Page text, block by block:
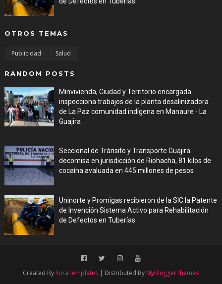
OTROS TEMAS
Publicidad Salud
RANDOM POSTS
Minvivienda, Ciudad y Territorio encargada
inspecciona trabajos de la planta desalinizadora
de La Paz comunidad indígena en Manaure - La
Guajira
Seccional de Tránsito y Transporte Guajira
decomisa en jurisdicción de Riohacha, 81 kilos de
cocaína avaluada en 445 millones de pesos
Uninorte y Promigas recibieron de la SIC la Patente
de Invención Sistema Activo para Rehabilitación
de Defectos en Tuberías
Created By SoraTemplates | Distributed By MyBloggerThemes